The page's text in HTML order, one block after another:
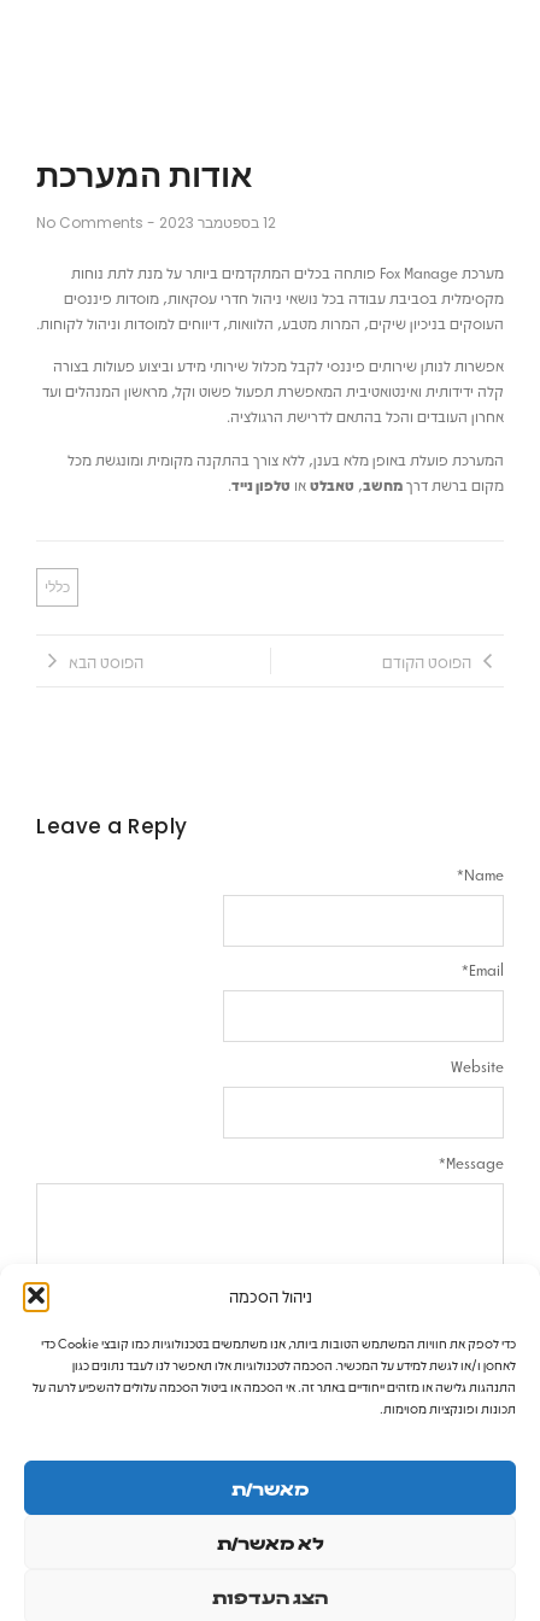
ניהול הסכמה
כדי לספק את חוויות המשתמש הטובות ביותר, אנו משתמשים בטכנולוגיות כמו קובצי Cookie כדי
לאחסן ו/או לגשת למידע על המכשיר. הסכמה לטכנולוגיות אלו תאפשר לנו לעבד נתונים כגון
התנהגות גלישה או מזהים ייחודיים באתר זה. אי הסכמה או ביטול הסכמה עלולים להשפיע לרעה על
תכונות ופונקציות מסוימות.
מאשר/ת
לא מאשר/ת
הצג העדפות
אודות המערכת
12 בספטמבר 2023 -
מערכת Fox Manage פותחה בכלים המתקדמים ביותר על מנת לתת נוחות
מקסימלית בסביבת עבודה בכל נושאי ניהול חדרי עסקאות, מוסדות פיננסים
העוסקים בניכיון שיקים, המרות מטבע, הלוואות, דיווחים למוסדות וניהול לקוחות.
אפשרות לנותן שירותים פיננסי לקבל מכלול שירותי מידע וביצוע פעולות בצורה
קלה ידידותית ואינטואטיבית המאפשרת תפעול פשוט וקל, מראשון המנהלים ועד
אחרון העובדים והכל בהתאם לדרישת הרגולציה.
המערכת פועלת באופן מלא בענן, ללא צורך בהתקנה מקומית ומונגשת מכל
מקום ברשת דרךמחשב, טאבלטאו טלפון נייד.
כללי
הפוסט הקודם הפוסט הבא
Leave a Reply
Message
*
Name
*
Email
*
Website